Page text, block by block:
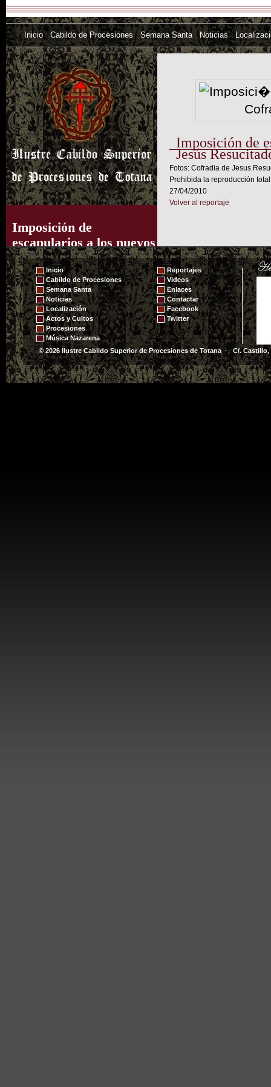
Inicio Cabildo de Procesiones Semana Santa Noticias
Imposición de
escapularios a los nuevos
hermanos de la Cofradía
de Jesús Resucitado -
2010
Imposición de
Jesús
Fotos: Cofradia de Jesus
Prohibida la reproducción
27/04/2010
Volver al reportaje
Inicio
Cabildo de Procesiones
Semana Santa
Noticias
Localización
Actos y Cultos
Procesiones
Música Nazarena
Reportajes
Videos
Enlaces
Contactar
Facebook
Twitter
© 2026 Ilustre Cabildo Superior de Procesiones de Totana · C/. Castillo,